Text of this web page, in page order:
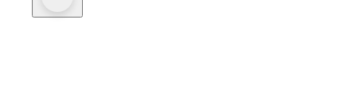
The package will be shipped with careful packaging and